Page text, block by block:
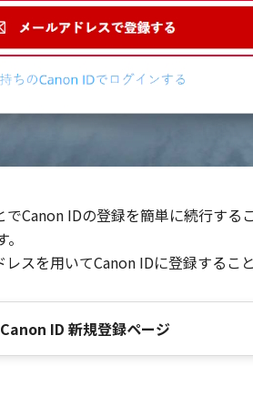
Canon IDの登録を簡単に続行するこ
スを用いてCanon IDに登録すること
Canon ID 新規登録ページ